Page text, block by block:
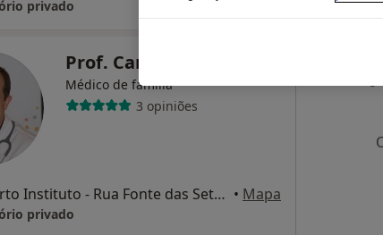
privado
Prof. Carlos Martins
Médico de família
3 opiniões
CUF Porto Instituto - Rua Fonte das Sete Bicas 170, Senhora Da Hora • Mapa
privado